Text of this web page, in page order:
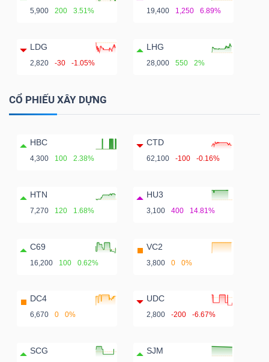
5,900 200 3.51% 19,400 1,250 6.89%
LDG
2,820 -30 -1.05%
LHG
28,000 550 2%
CỔ PHIẾU XÂY DỰNG
HBC
4,300 100 2.38%
CTD
62,100 -100 -0.16%
HTN
7,270 120 1.68%
HU3
3,100 400 14.81%
C69
16,200 100 0.62%
VC2
3,800 0 0%
DC4
6,670 0 0%
UDC
2,800 -200 -6.67%
SCG SJM